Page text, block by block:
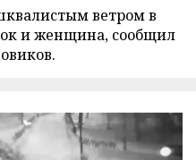
ветром в
и женщина, сообщил